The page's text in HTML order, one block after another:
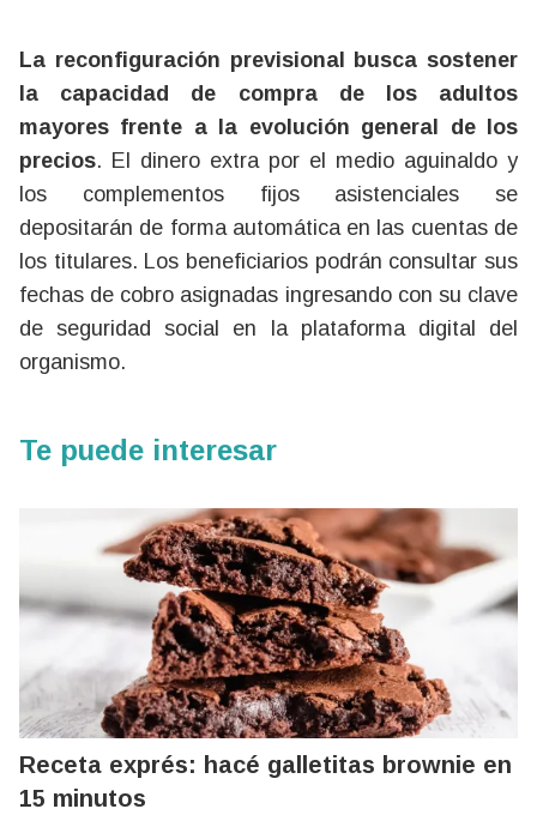
La reconfiguración previsional busca sostener
la capacidad de compra de los adultos
mayores frente a la evolución general de los
precios. El dinero extra por el medio aguinaldo y
los complementos fijos asistenciales se
depositarán de forma automática en las cuentas de
los titulares. Los beneficiarios podrán consultar sus
fechas de cobro asignadas ingresando con su clave
de seguridad social en la plataforma digital del
organismo.
Te puede interesar
Receta exprés: hacé galletitas brownie en
15 minutos